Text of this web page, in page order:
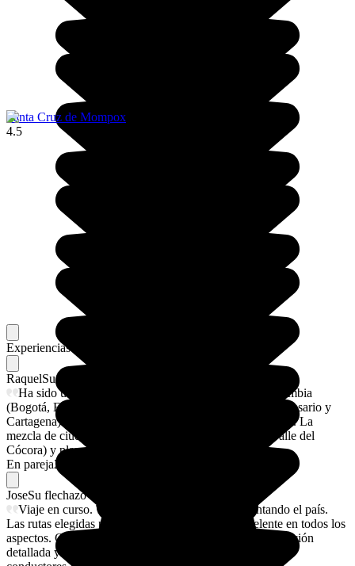
Santa Cruz de Mompox
4.5
Experiencias memorables
RaquelSu flechazo
Ha sido un viaje increíble de 14 días recorriendo Colombia
(Bogotá, Eje Cafetero, Medellín, Santa Marta, Islas del Rosario y
Cartagena) donde el país nos ha enamorado por completo. La
mezcla de ciudades vibrantes (Medellín), naturaleza (Valle del
Cócora) y playas (Islabela) ha sido impresionante.
En pareja29/9/2025
JoseSu flechazo
Viaje en curso. Todo excepcional. Me está encantando el país.
Las rutas elegidas preciosas y la organización excelente en todos los
aspectos. Contacto perma te con operador local e información
detallada y en avance de horarios , contacto de guías y